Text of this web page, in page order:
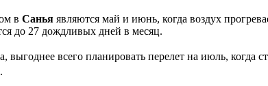
в Санья являются май и июнь, когда воздух
до 27 дождливых дней в месяц.
выгоднее всего планировать перелет на июль,